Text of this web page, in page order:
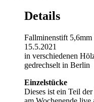
Details
Fallminenstift
15.5.2021
in verschiedenen
gedrechselt in Berlin
Einzelstücke
Dieses ist ein Teil